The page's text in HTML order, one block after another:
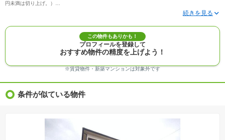
円未満は切り上げ。）
※写真に写っている、またはパース（絵）や間取り図に描かれている家具や車などは、特にコ
※建築条件付き土地価格には、建物価格は含まれません。
※物件情報は、原則として情報提供日の２日前に最終確認した情報です。
※完成予想図はいずれも外構、植栽、外観等実際のものとは多少異なることがあります。
※モデルルーム・モデルハウス・展示場・ショールームの画像の場合、今回販売の物件と異な
※ＣＧ合成の画像の場合、実際とは多少異なる場合があります。
※物件特徴：販売戸数が複数の物件は、全ての住戸に該当しない項目もあります。
※価格更新：物件価格が変更された日から１週間表示されます。
の一例であって、プランの採用可否は任意です。
※土地（建築条件なし）で「建物プラン例」が表記してある時、そのプラン例は特定の建築請
この物件もありかも！
プロフィールを登録して
おすすめ物件の精度を上げよう！
※賃貸物件・新築マンションは対象外です
条件が似ている物件